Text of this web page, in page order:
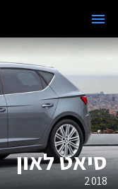
סיאט לאון
2018